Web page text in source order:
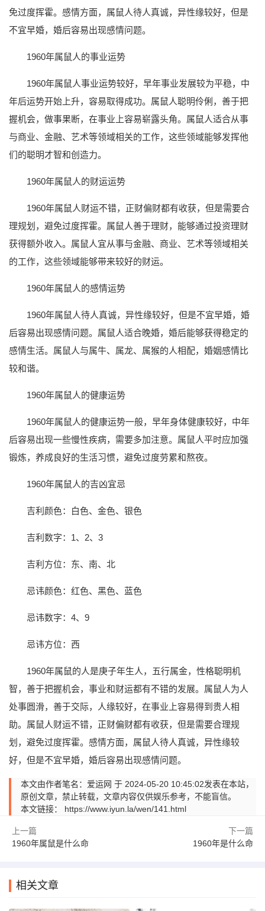
免过度挥霍。感情方面，属鼠人待人真诚，异性缘较好，但是
不宜早婚，婚后容易出现感情问题。
1960年属鼠人的事业运势
1960年属鼠人事业运势较好，早年事业发展较为平稳，中
年后运势开始上升，容易取得成功。属鼠人聪明伶俐，善于把
握机会，做事果断，在事业上容易崭露头角。属鼠人适合从事
与商业、金融、艺术等领域相关的工作，这些领域能够发挥他
们的聪明才智和创造力。
1960年属鼠人的财运运势
1960年属鼠人财运不错，正财偏财都有收获，但是需要合
理规划，避免过度挥霍。属鼠人善于理财，能够通过投资理财
获得额外收入。属鼠人宜从事与金融、商业、艺术等领域相关
的工作，这些领域能够带来较好的财运。
1960年属鼠人的感情运势
1960年属鼠人待人真诚，异性缘较好，但是不宜早婚，婚
后容易出现感情问题。属鼠人适合晚婚，婚后能够获得稳定的
感情生活。属鼠人与属牛、属龙、属猴的人相配，婚姻感情比
较和谐。
1960年属鼠人的健康运势
1960年属鼠人的健康运势一般，早年身体健康较好，中年
后容易出现一些慢性疾病，需要多加注意。属鼠人平时应加强
锻炼，养成良好的生活习惯，避免过度劳累和熬夜。
1960年属鼠人的吉凶宜忌
吉利颜色：白色、金色、银色
吉利数字：1、2、3
吉利方位：东、南、北
忌讳颜色：红色、黑色、蓝色
忌讳数字：4、9
忌讳方位：西
1960年属鼠的人是庚子年生人，五行属金，性格聪明机
智，善于把握机会，事业和财运都有不错的发展。属鼠人为人
处事圆滑，善于交际，人缘较好，在事业上容易得到贵人相
助。属鼠人财运不错，正财偏财都有收获，但是需要合理规
划，避免过度挥霍。感情方面，属鼠人待人真诚，异性缘较
好，但是不宜早婚，婚后容易出现感情问题。
本文由作者笔名：爱运网 于 2024-05-20 10:45:02发表在本站，
原创文章，禁止转载，文章内容仅供娱乐参考，不能盲信。
本文链接： https://www.iyun.la/wen/141.html
上一篇
1960年属鼠是什么命
下一篇
1960年是什么命
相关文章